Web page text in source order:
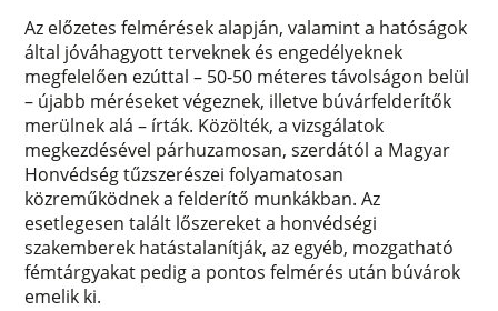
Az előzetes felmérések alapján, valamint a hatóságok
által jóváhagyott terveknek és engedélyeknek
megfelelően ezúttal – 50-50 méteres távolságon belül
– újabb méréseket végeznek, illetve búvárfelderítők
merülnek alá – írták. Közölték, a vizsgálatok
megkezdésével párhuzamosan, szerdától a Magyar
Honvédség tűzszerészei folyamatosan
közreműködnek a felderítő munkákban. Az
esetlegesen talált lőszereket a honvédségi
szakemberek hatástalanítják, az egyéb, mozgatható
fémtárgyakat pedig a pontos felmérés után búvárok
emelik ki.